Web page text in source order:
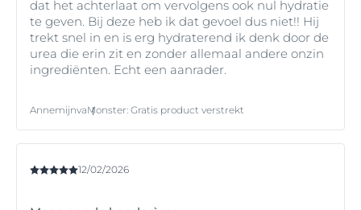
wassen.
**Klinische studie, 31 vrijwilligers.
dat het achterlaat om vervolgens ook nul hydratie
te geven. Bij deze heb ik dat gevoel dus niet!! Hij
trekt snel in en is erg hydraterend ik denk door de
urea die erin zit en zonder allemaal andere onzin
ingrediënten. Echt een aanrader.
AnnemijnvaMonster: Gratis product verstrekt
12/02/2026